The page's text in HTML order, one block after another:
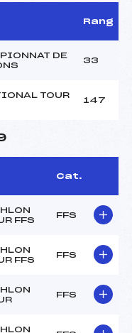
Rang
DE
33
TOUR
147
Cat.
FFS
FFS
FFS
FFS
FFS